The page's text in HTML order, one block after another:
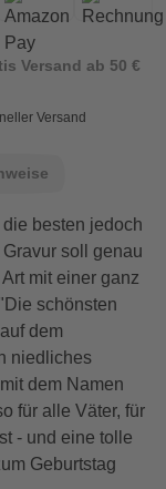
Versand ab 50 €
Versand
besten jedoch
soll genau
mit einer ganz
schönsten
dem
niedliches
dem Namen
für alle Väter, für
- und eine tolle
Geburtstag